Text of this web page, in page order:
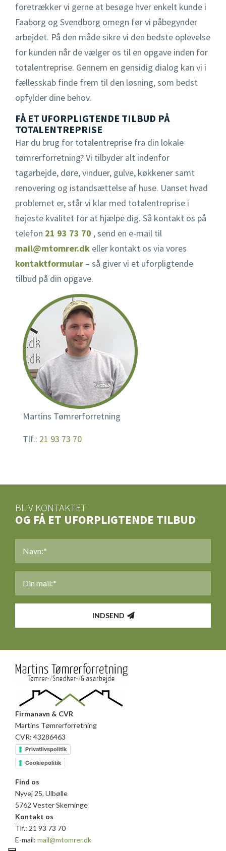
foretrækker vi gerne at besøge hver enkelt kunde i
Faaborg og Svendborg omegn før vi påbegynder
arbejdet. På den måde sikre vi den bedste oplevelse
for kunden når de vælger os til en opgave inden for
totalentreprise. Gennem en gensidig dialog kan vi i
fællesskab finde frem til den løsning, som bedst
opfylder dine behov.
FÅ ET UFORPLIGTENDE TILBUD PÅ
TOTALENTREPRISE
Har du brug for totalentreprise fra din lokale
tømrerforretning? Vi tilbyder alt indenfor
tagarbejde, døre, vinduer, gulve, køkkener samt
renovering og istandsættelse af huse. Uanset hvad
problemet er, står vi klar med totalentreprise i
højeste kvalitet for at hjælpe dig. Så kontakt os på
telefon 21 93 73 70 , send en e-mail til
mail@mtomrer.dk eller kontakt os via vores
kontaktformular – så giver vi et uforpligtende
tilbud på din opgave.
Martins Tømrerforretning
Tlf.: 21 93 73 70
BLIV KONTAKTET
OG FÅ ET UFORPLIGTENDE TILBUD
INDSEND
Firmanavn & CVR​
Martins Tømrerforretning
CVR: 43286463
Privatlivspolitik
Cookiepolitik
Find os​
Nyvej 25, Ulbølle
5762 Vester Skerninge
Kontakt os
Tlf.: 21 93 73 70
E-mail: mail@mtomrer.dk